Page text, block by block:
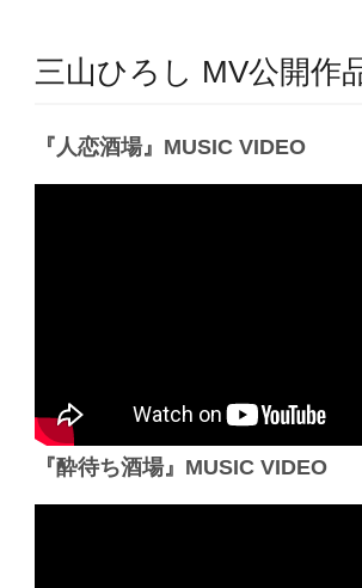
三山ひろし MV公開作
『人恋酒場』MUSIC VIDEO
『酔待ち酒場』MUSIC VIDEO